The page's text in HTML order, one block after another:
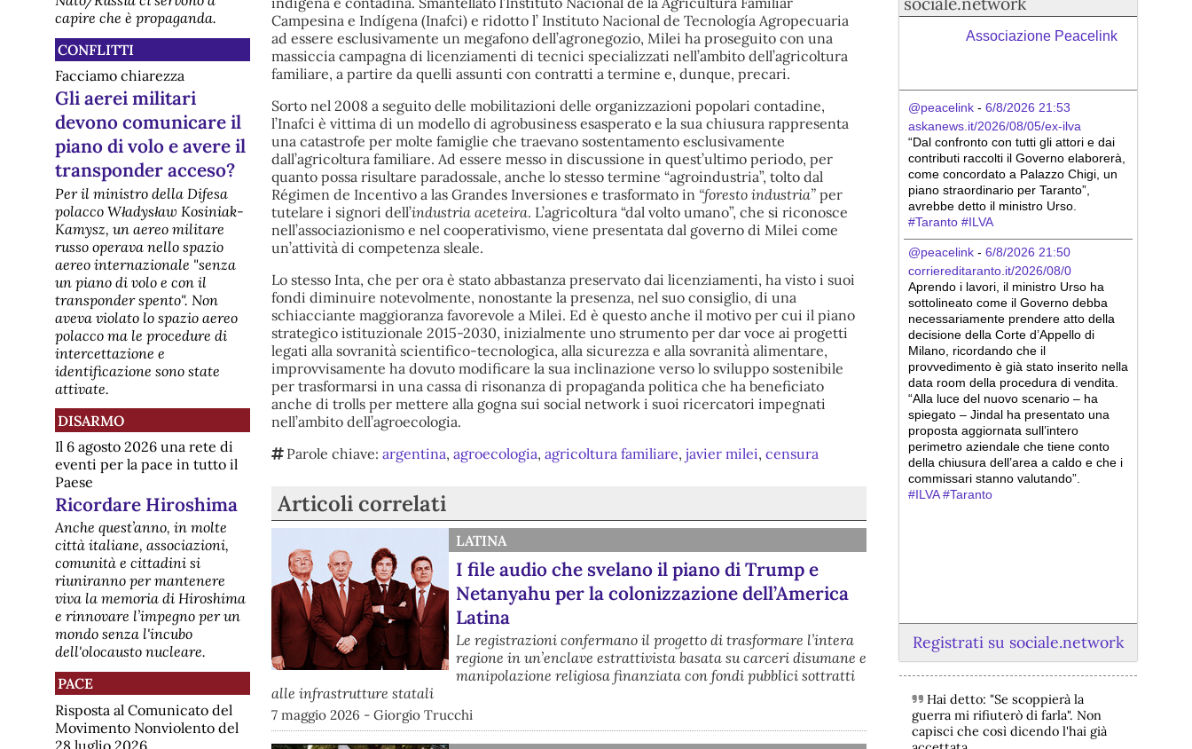
capire che è propaganda.
CONFLITTI
Facciamo chiarezza
Gli aerei militari
devono comunicare il
piano di volo e avere il
transponder acceso?
Per il ministro della Difesa
polacco Władysław Kosiniak-
Kamysz, un aereo militare
russo operava nello spazio
aereo internazionale "senza
un piano di volo e con il
transponder spento". Non
aveva violato lo spazio aereo
polacco ma le procedure di
intercettazione e
identificazione sono state
attivate.
DISARMO
Il 6 agosto 2026 una rete di
eventi per la pace in tutto il
Paese
Ricordare Hiroshima
Anche quest’anno, in molte
città italiane, associazioni,
comunità e cittadini si
riuniranno per mantenere
viva la memoria di Hiroshima
e rinnovare l’impegno per un
mondo senza l'incubo
dell'olocausto nucleare.
PACE
Risposta al Comunicato del
Movimento Nonviolento del
28 luglio 2026
Campesina e Indígena (Inafci) e ridotto l’ Instituto Nacional de Tecnología Agropecuaria
ad essere esclusivamente un megafono dell’agronegozio, Milei ha proseguito con una
massiccia campagna di licenziamenti di tecnici specializzati nell’ambito dell’agricoltura
familiare, a partire da quelli assunti con contratti a termine e, dunque, precari.
Sorto nel 2008 a seguito delle mobilitazioni delle organizzazioni popolari contadine,
l’Inafci è vittima di un modello di agrobusiness esasperato e la sua chiusura rappresenta
una catastrofe per molte famiglie che traevano sostentamento esclusivamente
dall’agricoltura familiare. Ad essere messo in discussione in quest’ultimo periodo, per
quanto possa risultare paradossale, anche lo stesso termine “agroindustria”, tolto dal
Régimen de Incentivo a las Grandes Inversiones e trasformato in “foresto industria”per
tutelare i signori dell’industria aceteira. L’agricoltura “dal volto umano”, che si riconosce
nell’associazionismo e nel cooperativismo, viene presentata dal governo di Milei come
un’attività di competenza sleale.
Lo stesso Inta, che per ora è stato abbastanza preservato dai licenziamenti, ha visto i suoi
fondi diminuire notevolmente, nonostante la presenza, nel suo consiglio, di una
schiacciante maggioranza favorevole a Milei. Ed è questo anche il motivo per cui il piano
strategico istituzionale 2015-2030, inizialmente uno strumento per dar voce ai progetti
legati alla sovranità scientifico-tecnologica, alla sicurezza e alla sovranità alimentare,
improvvisamente ha dovuto modificare la sua inclinazione verso lo sviluppo sostenibile
per trasformarsi in una cassa di risonanza di propaganda politica che ha beneficiato
anche di trolls per mettere alla gogna sui social network i suoi ricercatori impegnati
nell’ambito dell’agroecologia.
Parole chiave:argentina,agroecologia,agricoltura familiare,javier milei,censura
Articoli correlati
LATINA
I file audio che svelano il piano di Trump e
Netanyahu per la colonizzazione dell’America
Latina
Le registrazioni confermano il progetto di trasformare l’intera
regione in un’enclave estrattivista basata su carceri disumane e
manipolazione religiosa finanziata con fondi pubblici sottratti
alle infrastrutture statali
7 maggio 2026 - Giorgio Trucchi
Associazione Peacelink
@peacelink - 6/8/2026 21:53
askanews.it/2026/08/05/ex-ilva
“Dal confronto con tutti gli attori e dai
contributi raccolti il Governo elaborerà,
come concordato a Palazzo Chigi, un
piano straordinario per Taranto”,
avrebbe detto il ministro Urso.
#Taranto #ILVA
@peacelink - 6/8/2026 21:50
corriereditaranto.it/2026/08/0
Aprendo i lavori, il ministro Urso ha
sottolineato come il Governo debba
necessariamente prendere atto della
decisione della Corte d’Appello di
Milano, ricordando che il
provvedimento è già stato inserito nella
data room della procedura di vendita.
“Alla luce del nuovo scenario – ha
spiegato – Jindal ha presentato una
proposta aggiornata sull’intero
perimetro aziendale che tiene conto
della chiusura dell’area a caldo e che i
commissari stanno valutando”.
#ILVA #Taranto
@peacelink - 6/8/2026 21:45
borsaitaliana.it/borsa/notizie
Si sta ragionando su un piano B per
Registrati su sociale.network
Hai detto: "Se scoppierà la
guerra mi rifiuterò di farla". Non
capisci che così dicendo l'hai già